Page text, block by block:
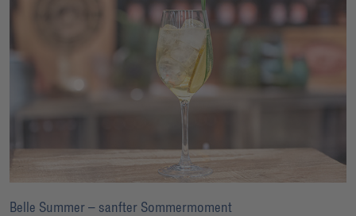
Belle Summer – sanfter Sommermoment